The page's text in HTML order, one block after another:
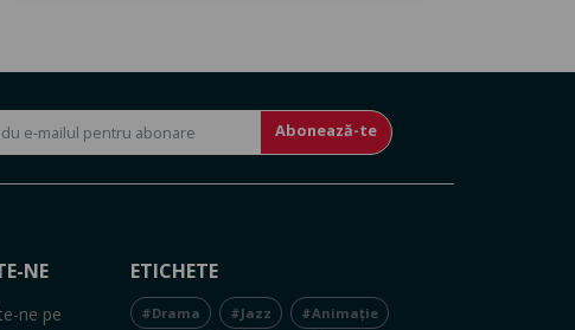
Abonează-te
NE
ne pe
ETICHETE
#Drama #Jazz #Animație